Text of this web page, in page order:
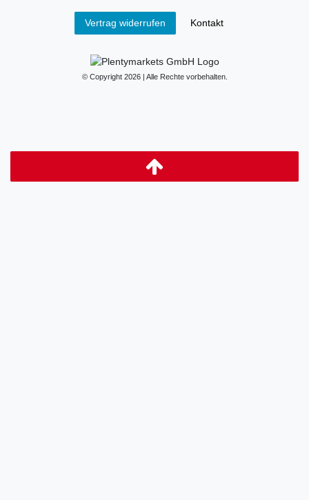
Vertrag widerrufen Kontakt
© Copyright 2026 | Alle Rechte vorbehalten.